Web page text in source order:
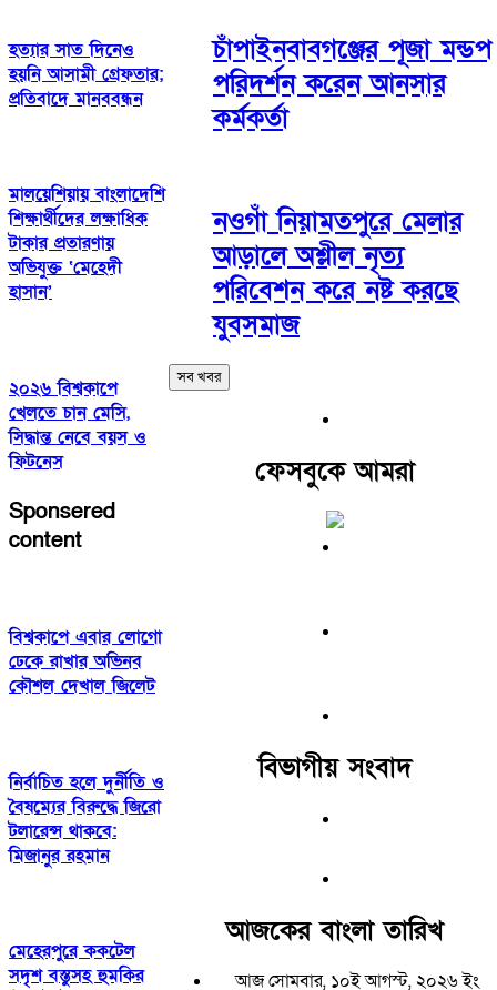
হত্যার সাত দিনেও
হয়নি আসামী গ্রেফতার;
প্রতিবাদে মানববন্ধন
মালয়েশিয়ায় বাংলাদেশি
শিক্ষার্থীদের লক্ষাধিক
টাকার প্রতারণায়
অভিযুক্ত ‘মেহেদী
হাসান’
২০২৬ বিশ্বকাপে
খেলতে চান মেসি,
সিদ্ধান্ত নেবে বয়স ও
ফিটনেস
Sponsered
content
বিশ্বকাপে এবার লোগো
ঢেকে রাখার অভিনব
কৌশল দেখাল জিলেট
নির্বাচিত হলে দুর্নীতি ও
বৈষম্যের বিরুদ্ধে জিরো
টলারেন্স থাকবে:
মিজানুর রহমান
মেহেরপুরে ককটেল
সদৃশ বস্তুসহ হুমকির
চাঁপাইনবাবগঞ্জের পূজা মন্ডপ
পরিদর্শন করেন আনসার
কর্মকর্তা
নওগাঁ নিয়ামতপুরে মেলার
আড়ালে অশ্লীল নৃত্য
পরিবেশন করে নষ্ট করছে
যুবসমাজ
সব খবর
ফেসবুকে আমরা
বিভাগীয় সংবাদ
আজকের বাংলা তারিখ
আজ সোমবার, ১০ই আগস্ট, ২০২৬ ইং